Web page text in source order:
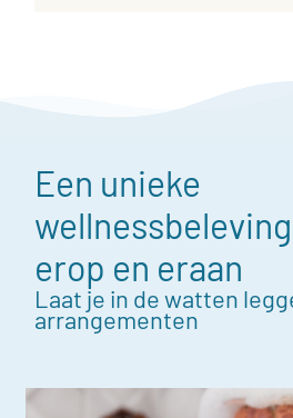
Een unieke
erop en eraan
Laat je in de watten
arrangementen